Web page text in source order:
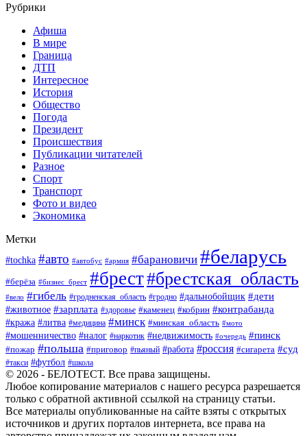
Рубрики
Афиша
В мире
Граница
ДТП
Интересное
История
Общество
Погода
Президент
Происшествия
Публикации читателей
Разное
Спорт
Транспорт
Фото и видео
Экономика
Метки
#tochka #авто #автобус #армия #барановичи #беларусь
#берёза #бизнес_брест #брест#брестская_область
#вело #гибель #гродненская_область #гродно #дальнобойщик #дети
#животное #зарплата #здоровье #каменец #кобрин #контрабанда
#кража #литва #медицина #минск #минская_область #мото
#мошенничество #налог #наркотик #недвижимость #очередь #пинск
#пожар #польша #приговор #пьяный #работа #россия #сигарета #суд
#такси #футбол #школа
© 2026 - БЕЛОТЕСТ. Все права защищены.
Любое копирование материалов с нашего ресурса разрешается
только с обратной активной ссылкой на страницу статьи.
Все материалы опубликованные на сайте взяты с открытых
источников и других порталов интернета, все права на